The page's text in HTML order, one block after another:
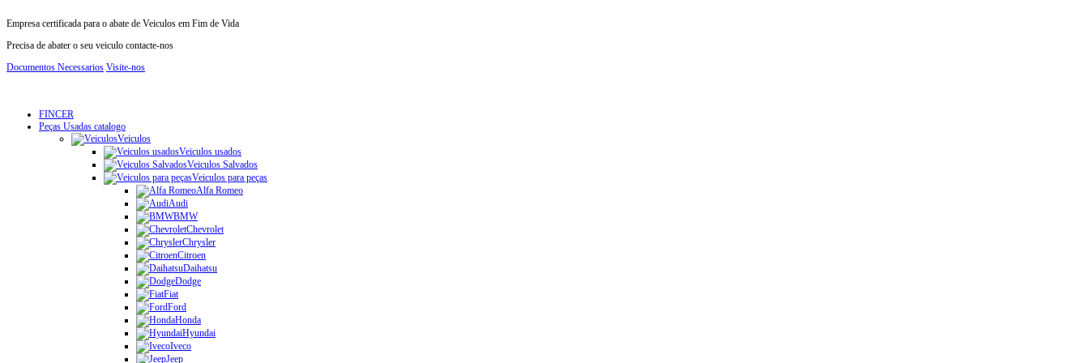
Empresa certificada para o abate de Veiculos em Fim de Vida
Precisa de abater o seu veiculo contacte-nos
Documentos Necessarios Visite-nos
FINCER
Peças Usadas catalogo
Veiculos
Veiculos usados
Veiculos Salvados
Veiculos para peças
Alfa Romeo
Audi
BMW
Chevrolet
Chrysler
Citroen
Daihatsu
Dodge
Fiat
Ford
Honda
Hyundai
Iveco
Jeep